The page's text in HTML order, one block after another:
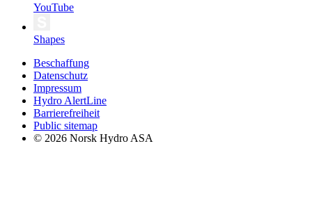
YouTube
Shapes
Beschaffung
Datenschutz
Impressum
Hydro AlertLine
Barrierefreiheit
Public sitemap
© 2026 Norsk Hydro ASA